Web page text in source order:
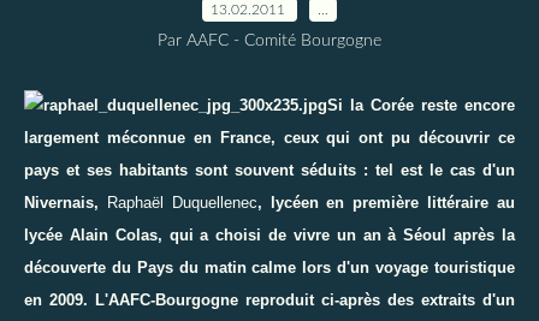
13.02.2011
Par AAFC - Comité Bourgogne
Si la Corée reste encore
largement méconnue en France, ceux qui ont pu découvrir ce
pays et ses habitants sont souvent séduits : tel est le cas d'un
Nivernais,
Raphaël Duquellenec, lycéen en première littéraire au
lycée Alain Colas, qui a choisi de vivre un an à Séoul après la
découverte du Pays du matin calme lors d'un voyage touristique
en 2009. L'AAFC-Bourgogne reproduit ci-après des extraits d'un